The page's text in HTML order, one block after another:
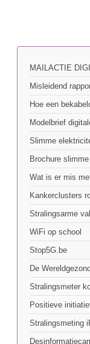
MAILACTIE
Misleidend
Hoe een
Modelbrief
Slimme
Brochure
Wat is er mis
Kankerclusters
Stralingsarme
WiFi op school
Stop5G.be
De
Stralingsmeter
Positieve
Stralingsmeting